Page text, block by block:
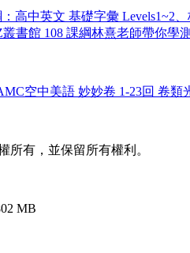
高中英文 基礎字彙 Levels1~2
書館 108 課綱林熹老師帶你學
空中美語 妙妙卷 1-23回 卷類
所有，並保留所有權利。
MB